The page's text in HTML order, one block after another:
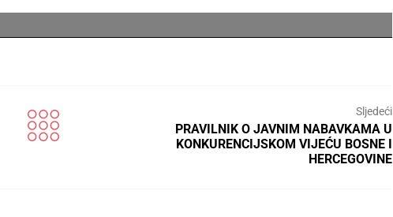
Sljedeći
PRAVILNIK O JAVNIM NABAVKAMA U
KONKURENCIJSKOM VIJEĆU BOSNE I
HERCEGOVINE